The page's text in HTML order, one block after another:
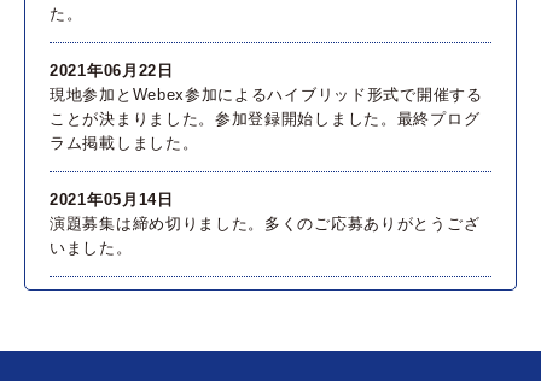
た。
2021年06月22日
現地参加とWebex参加によるハイブリッド形式で開催する
ことが決まりました。参加登録開始しました。最終プログ
ラム掲載しました。
2021年05月14日
演題募集は締め切りました。多くのご応募ありがとうござ
いました。
でに延長しました